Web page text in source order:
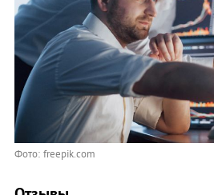
Фото: freepik.com